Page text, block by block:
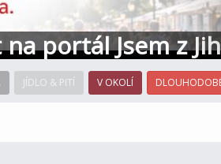
portál Jsem z
JÍDLO & PITÍ V OKOLÍ